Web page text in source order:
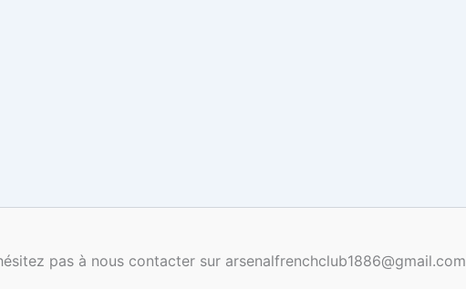
pas à nous contacter sur arsenalfrenchclub1886@gmail.com